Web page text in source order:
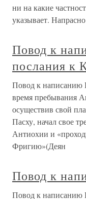
ни на какие
указывает. Напрасно
Повод к
послания к
Повод к написанию
время пребывания
осуществив свой
Пасху, начал свое
Антиохии и
Фригию»(Деян
Повод к
Повод к написанию